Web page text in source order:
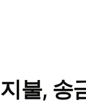
지불, 송